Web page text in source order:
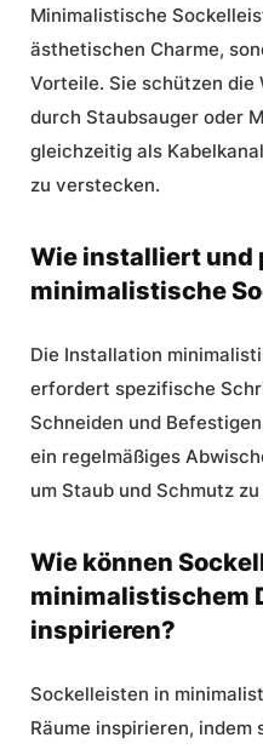
Minimalistische
ästhetischen Charme,
Vorteile. Sie schützen die
durch Staubsauger oder
gleichzeitig als
zu verstecken.
Wie installiert und
minimalistische
Die Installation
erfordert spezifische
Schneiden und
ein regelmäßiges
um Staub und Schmutz
Wie können
minimalistischem
inspirieren?
Sockelleisten in
Räume inspirieren, indem